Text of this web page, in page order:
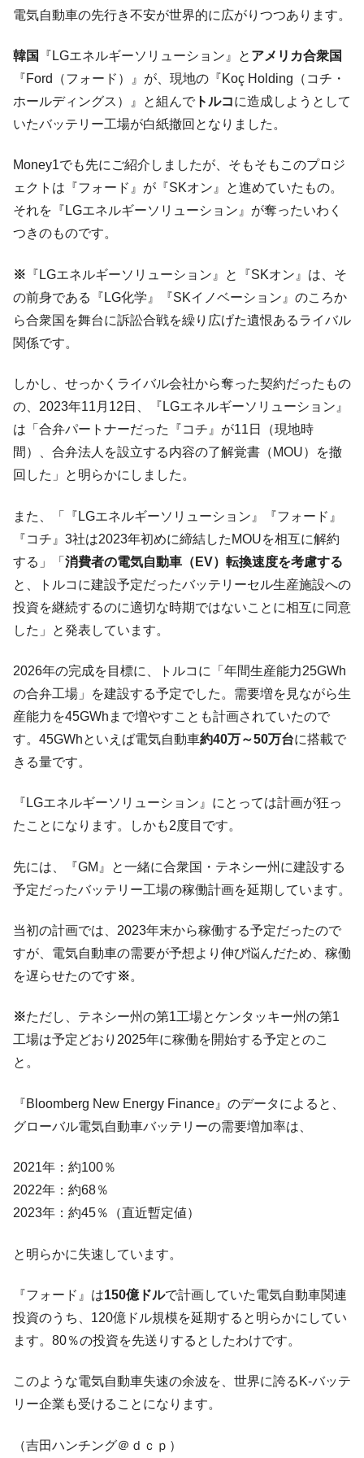
た。『起亜』は9台だけ
ても」⇒ 257万人赦免したのに60万人がまた延滞者に転
『Money1』
韓国K9専用砲弾･装薬自動供給装甲車両･珍
兵器「K10」が改良に乗り出す。
体だけで410億ドル、輸出全体の41％もある
『Money1』
韓国･李在明「青年層の雇用状況が悪い。せ
や、若者に起業させよう」⇒ どんな雇用対策だソレ。
『Money1』
【韓国の外貨準備】2026年07月は4,279億ド
『Money1』
韓国「ここは北朝鮮なのか。選管がサーバ
ーにウソのデータを入力したのは明白だ」
『Money1』
韓国･李在明さっそく不動産対策で浅薄な発
言。
だ。
『Money1』
『韓国銀行』が「金の保有量を増やしま
す」⇒「金を経由するドル入手」手段ではないのか？
『Money1』
韓国･外為取引量「1日当たり1,214.4億ド
ル」まで拡大 ⇒ 海外資金の動きに強く左右される状態
い「50.5％」に上昇
『Money1』
韓国大統領府ボンクラ政策室長が告発され
た ⇒ 国家が行った恐るべき株価操作であり、空前の国政壟
断
『Money1』
韓国･警察職員が「丸刈りになって抗議活
動」
国の過剰生産が世界を蝕む。
『Money1』
韓国製造業「半導体絶好調」のウラで他業
種は全般的「不調」⇒ PSIが示す現況は決して良くない。
『Money1』
【米韓激突案件】韓国消費者院が『クーパ
ン』1人当たり賠償10万ウォンを認定 ⇒ 総額3兆7,000億
『Money1』
韓国型イージス搭載の次世代駆逐艦
「KDDX」1番艦、2032年竣工と公示
『Money1』
【対日本円】ウォン安が急進！ 日米の協調
に韓国がいっちょがみしたのでは。
は韓国で『BYD』車は売れている。6カ月で対前年同期比
1.9倍！
く空港に詰めかけ「出て行け！」「極右勢力」のプラカー
ータセンター整備」⇒ だから無理だってば。
『Money1』
韓国『国民年金公団』株価暴落で200兆蒸
発。
『Money1』
韓国政府「ニセＫ-ブランドを通報しようキ
ャンペーン」⇒ あの名物教授も登場！
『Money1』
韓国「橋が落ちました」⇒ 耐久性「なさす
『Money1』
韓国鉄鋼最大手『POSCO』ズブズブ沈む。
Fact1
日本の誇る海洋資源調査船『白嶺』は先進技術の
塊！
Fact1
夏の甲子園、優勝校を最も多く輩出している都道
Fact1 今話題の「楽天ライオンズ」とは？
奇跡の毛色「白毛馬」とは？
Fact1
全て勝つといくら？ 競馬GI競走で勝利騎手がもら
電気自動車の先行き不安が世界的に広がりつつあります。
韓国 『LGエネルギーソリューション』と アメリカ合衆国
『Ford（フォード）』が、現地の『Koç Holding（コチ・
ホールディングス）』と組んで トルコに造成しようとして
いたバッテリー工場が白紙撤回となりました。
Money1でも先にご紹介しましたが、そもそもこのプロジ
ェクトは『フォード』が『SKオン』と進めていたもの。
それを『LGエネルギーソリューション』が奪ったいわく
つきのものです。
※ 『LGエネルギーソリューション』と『SKオン』は、そ
の前身である『LG化学』『SKイノベーション』のころか
ら合衆国を舞台に訴訟合戦を繰り広げた遺恨あるライバル
関係です。
しかし、せっかくライバル会社から奪った契約だったもの
の、2023年11月12日、『LGエネルギーソリューション』
は「合弁パートナーだった『コチ』が11日（現地時
間）、合弁法人を設立する内容の了解覚書（MOU）を撤
回した」と明らかにしました。
また、「『LGエネルギーソリューション』『フォード』
『コチ』3社は2023年初めに締結したMOUを相互に解約
する」「 消費者の電気自動車（EV）転換速度を考慮する
と、トルコに建設予定だったバッテリーセル生産施設への
投資を継続するのに適切な時期ではないことに相互に同意
した」と発表しています。
2026年の完成を目標に、トルコに「年間生産能力25GWh
の合弁工場」を建設する予定でした。需要増を見ながら生
産能力を45GWhまで増やすことも計画されていたので
す。45GWhといえば電気自動車約40万～50万台に搭載で
きる量です。
『LGエネルギーソリューション』にとっては計画が狂っ
たことになります。しかも2度目です。
先には、『GM』と一緒に合衆国・テネシー州に建設する
予定だったバッテリー工場の稼働計画を延期しています。
当初の計画では、2023年末から稼働する予定だったので
すが、電気自動車の需要が予想より伸び悩んだため、稼働
を遅らせたのです※。
※ただし、テネシー州の第1工場とケンタッキー州の第1
工場は予定どおり2025年に稼働を開始する予定とのこ
と。
『Bloomberg New Energy Finance』のデータによると、
グローバル電気自動車バッテリーの需要増加率は、
2021年：約100％
2022年：約68％
2023年：約45％（直近暫定値）
と明らかに失速しています。
『フォード』は150億ドルで計画していた電気自動車関連
投資のうち、120億ドル規模を延期すると明らかにしてい
ます。80％の投資を先送りするとしたわけです。
このような電気自動車失速の余波を、世界に誇るK-バッテ
リー企業も受けることになります。
（吉田ハンチング＠ｄｃｐ）